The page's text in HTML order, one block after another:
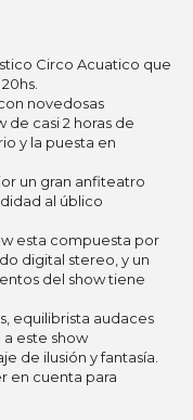
Circo Acuatico que
novedosas
de casi 2 horas de
y la puesta en
un gran anfiteatro
al úblico
esta compuesta por
digital stereo, y un
del show tiene
equilibrista audaces
a este show
de ilusión y fantasía.
en cuenta para